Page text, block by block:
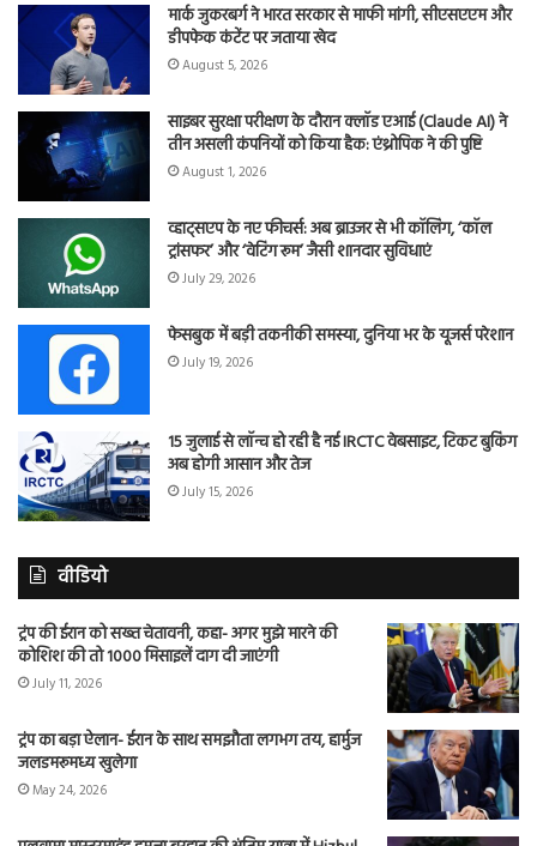
मार्क जुकरबर्ग ने भारत सरकार से माफी मांगी, सीएसएएम और
डीपफेक कंटेंट पर जताया खेद
August 5, 2026
साइबर सुरक्षा परीक्षण के दौरान क्लॉड एआई (Claude AI) ने
तीन असली कंपनियों को किया हैक: एंथ्रोपिक ने की पुष्टि
August 1, 2026
व्हाट्सएप के नए फीचर्स: अब ब्राउजर से भी कॉलिंग, ‘कॉल
ट्रांसफर’ और ‘वेटिंग रूम’ जैसी शानदार सुविधाएं
July 29, 2026
फेसबुक में बड़ी तकनीकी समस्या, दुनिया भर के यूजर्स परेशान
July 19, 2026
15 जुलाई से लॉन्च हो रही है नई IRCTC वेबसाइट, टिकट बुकिंग
अब होगी आसान और तेज
July 15, 2026
वीडियो
ट्रंप की ईरान को सख्त चेतावनी, कहा- अगर मुझे मारने की
कोशिश की तो 1000 मिसाइलें दाग दी जाएंगी
July 11, 2026
ट्रंप का बड़ा ऐलान- ईरान के साथ समझौता लगभग तय, हार्मुज
जलडमरूमध्य खुलेगा
May 24, 2026